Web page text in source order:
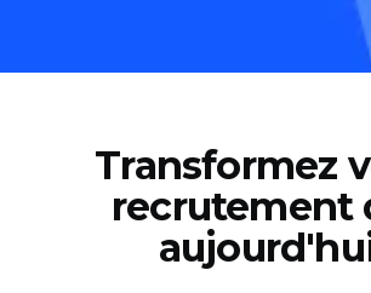
Transformez
recrutement